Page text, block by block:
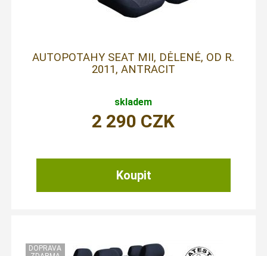
AUTOPOTAHY SEAT MII, DĚLENÉ, OD R.
2011, ANTRACIT
skladem
2 290 CZK